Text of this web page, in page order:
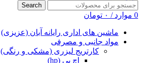
Search
0 موارد / ۰ تومان
ماشین های اداری رایانه آبان (عزیزی)
مواد جانبی و مصرفی
کارتریج لیزری (مشکی و رنگی)
اچ پی (hp)